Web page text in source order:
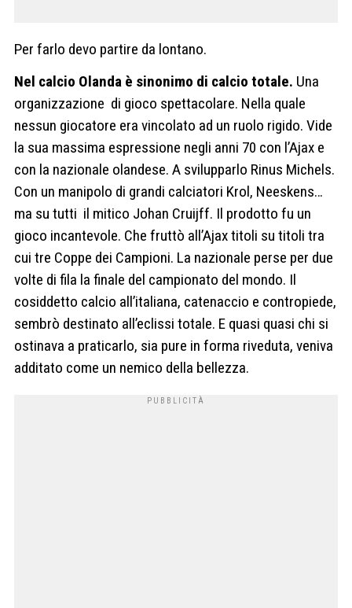
Per farlo devo partire da lontano.
Nel calcio Olanda è sinonimo di calcio totale. Una
organizzazione di gioco spettacolare. Nella quale
nessun giocatore era vincolato ad un ruolo rigido. Vide
la sua massima espressione negli anni 70 con l’Ajax e
con la nazionale olandese. A svilupparlo Rinus Michels.
Con un manipolo di grandi calciatori Krol, Neeskens…
ma su tutti il mitico Johan Cruijff. Il prodotto fu un
gioco incantevole. Che fruttò all’Ajax titoli su titoli tra
cui tre Coppe dei Campioni. La nazionale perse per due
volte di fila la finale del campionato del mondo. Il
cosiddetto calcio all’italiana, catenaccio e contropiede,
sembrò destinato all’eclissi totale. E quasi quasi chi si
ostinava a praticarlo, sia pure in forma riveduta, veniva
additato come un nemico della bellezza.